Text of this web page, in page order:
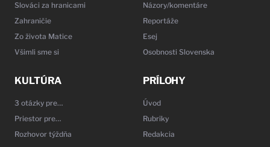
Slováci za hranicami
Zahraničie
Zo života Matice
Všimli sme si
Názory/komentáre
Reportáže
Esej
Osobnosti Slovenska
KULTÚRA
3 otázky pre…
Priestor pre…
Rozhovor týždňa
PRÍLOHY
Úvod
Rubriky
Redakcia